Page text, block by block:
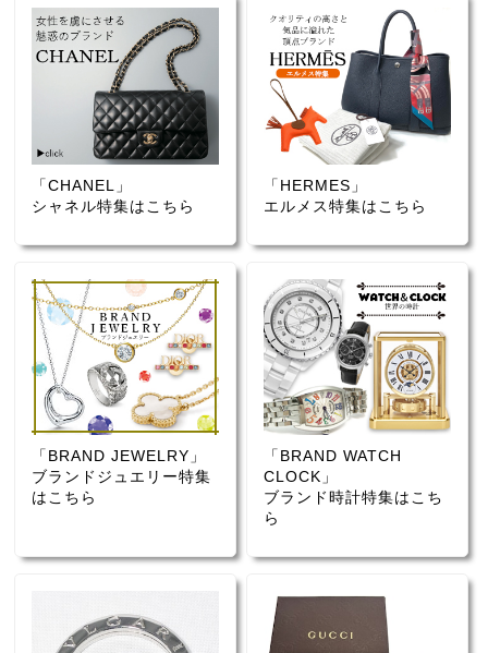
「CHANEL」
シャネル特集はこちら
「HERMES」
エルメス特集はこちら
「BRAND JEWELRY」
ブランドジュエリー特集
はこちら
「BRAND WATCH
CLOCK」
ブランド時計特集はこち
ら